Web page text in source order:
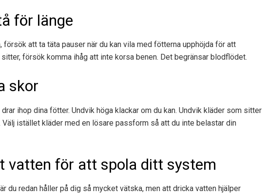
för länge
försök att ta täta pauser när du kan vila med fötterna upphöjda för att
försök komma ihåg att inte korsa benen. Det begränsar blodflödet.
skor
ihop dina fötter. Undvik höga klackar om du kan. Undvik kläder som sitter
Välj istället kläder med en lösare passform så att du inte belastar din
vatten för att spola ditt system
du redan håller på dig så mycket vätska, men att dricka vatten hjälper